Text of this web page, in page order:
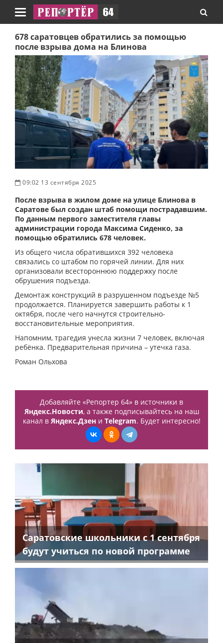
Навигация
678 саратовцев обратились за помощью
после взрыва дома на Блинова
09:02 13 сентября 2025
После взрыва в жилом доме на улице Блинова в
Саратове был создан штаб помощи пострадавшим.
По данным первого заместителя главы
администрации города Максима Сиденко, за
помощью обратились 678 человек.
Из общего числа обратившихся 392 человека
связались со штабом по горячей линии. Для них
организовали всестороннюю поддержку после
обрушения подъезда.
Демонтаж конструкций в разрушенном подъезде №5
продолжается. Планируется завершить работы к 1
октября, после чего начнутся строительно-
восстановительные мероприятия.
Напомним, трагедия унесла жизни 7 человек, включая
ребёнка. Предварительная причина – утечка газа.
Роман Ольхова
Добавляйте «Репортер 64» в источники в
Яндекс.Новости, а также подписывайтесь на наш
канал в Яндекс.Дзени Telegram. Будет интересно!
Саратовские школьники с 1 сентября
будут учиться по новой программе